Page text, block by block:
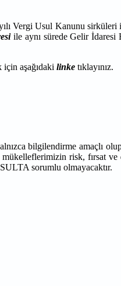
Vergi Usul Kanunu
ile aynı sürede Gelir İdaresi
aşağıdaki linke tıklayınız.
bilgilendirme amaçlı
risk, fırsat
sorumlu olmayacaktır.